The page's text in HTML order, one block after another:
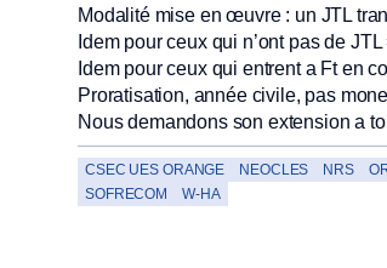
Modalité mise en œuvre : un JTL
Idem pour ceux qui n’ont pas de
Idem pour ceux qui entrent a Ft en
Proratisation, année civile, pas
Nous demandons son extension a
CSEC UES ORANGE NEOCLES NRS
SOFRECOM
W-HA